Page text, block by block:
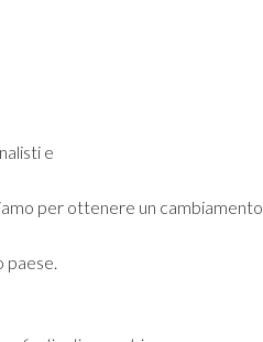
e
per ottenere un cambiamento
paese.